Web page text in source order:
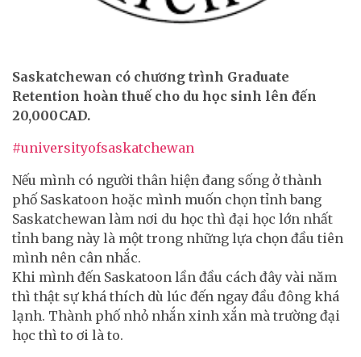
Saskatchewan có chương trình Graduate
Retention hoàn thuế cho du học sinh lên đến
20,000CAD.
#universityofsaskatchewan
Nếu mình có người thân hiện đang sống ở thành
phố Saskatoon hoặc mình muốn chọn tỉnh bang
Saskatchewan làm nơi du học thì đại học lớn nhất
tỉnh bang này là một trong những lựa chọn đầu tiên
mình nên cân nhắc.
Khi mình đến Saskatoon lần đầu cách đây vài năm
thì thật sự khá thích dù lúc đến ngay đầu đông khá
lạnh. Thành phố nhỏ nhắn xinh xắn mà trường đại
học thì to ơi là to.